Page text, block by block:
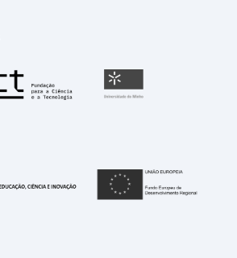
Fundação para a
República Portuguesa